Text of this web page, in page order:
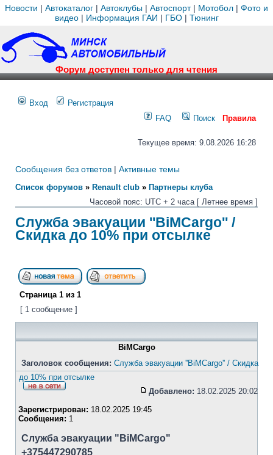
Новости | Автокаталог | Автоклубы | Автоспорт| Мотобол | Фото и
видео| Информация ГАИ | ГБО| Тюнинг
Форум доступен только для чтения
Вход
Регистрация
FAQ
Поиск Правила
Текущее время: 9.08.2026 16:28
Сообщения без ответов | Активные темы
Список форумов » Renault club » Партнеры клуба
Часовой пояс: UTC + 2 часа [ Летнее время ]
Служба эвакуации ''BiMCargo'' /
Скидка до 10% при отсылке
Страница 1 из 1
[ 1 сообщение ]
BiMCargo
Заголовок сообщения: Служба эвакуации ''BiMCargo'' / Скидка
до 10% при отсылке
Добавлено: 18.02.2025 20:02
Зарегистрирован: 18.02.2025 19:45
Сообщения: 1
Служба эвакуации "BiMCargo"
+375447290785